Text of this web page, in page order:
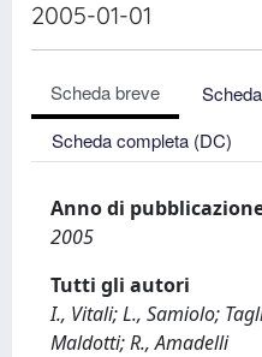
2005-01-01
Scheda breve
Scheda completa (DC)
Anno di
2005
Tutti gli autori
I., Vitali; L., Samiolo;
Maldotti; R., Amadelli